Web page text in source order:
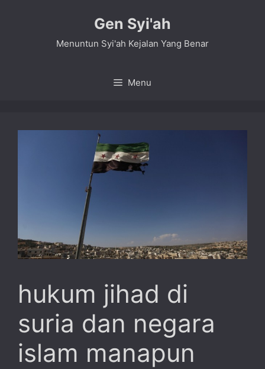
Gen Syi'ah
Menuntun Syi'ah Kejalan Yang Benar
Menu
hukum jihad di
suria dan negara
islam manapun